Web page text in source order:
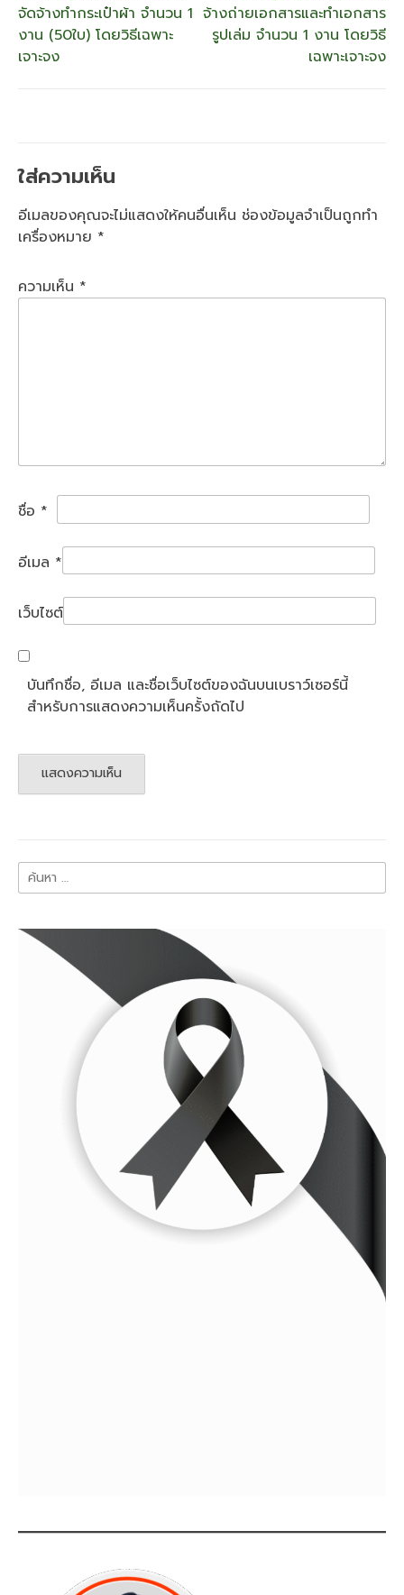
เรื่อง
จัดจ้างทำกระเป๋าผ้า จำนวน 1
งาน (50ใบ) โดยวิธีเฉพาะ
เจาะจง
จ้างถ่ายเอกสารและทำเอกสาร
รูปเล่ม จำนวน 1 งาน โดยวิธี
เฉพาะเจาะจง
ใส่ความเห็น
อีเมลของคุณจะไม่แสดงให้คนอื่นเห็น ช่องข้อมูลจำเป็นถูกทำ
เครื่องหมาย *
ความเห็น *
ชื่อ *
อีเมล *
เว็บไซต์
บันทึกชื่อ, อีเมล และชื่อเว็บไซต์ของฉันบนเบราว์เซอร์นี้
สำหรับการแสดงความเห็นครั้งถัดไป
ค้นหา
สำหรับ: